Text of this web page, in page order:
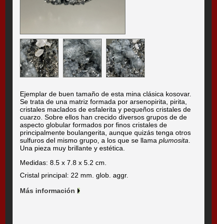
Ejemplar de buen tamaño de esta mina clásica kosovar.
Se trata de una matriz formada por arsenopirita, pirita,
cristales maclados de esfalerita y pequeños cristales de
cuarzo. Sobre ellos han crecido diversos grupos de de
aspecto globular formados por finos cristales de
principalmente boulangerita, aunque quizás tenga otros
sulfuros del mismo grupo, a los que se llamaplumosita
Una pieza muy brillante y estética.
Medidas: 8.5 x 7.8 x 5.2 cm.
Cristal principal: 22 mm. glob. aggr.
Más información